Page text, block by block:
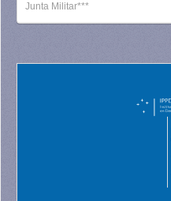
Junta Militar***